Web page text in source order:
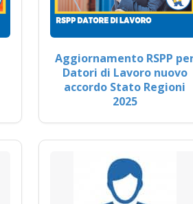
Aggiornamento RSPP
Datori di Lavoro nuovo
accordo Stato Regioni
2025